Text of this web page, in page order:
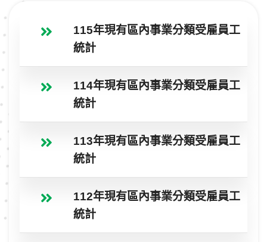
115年現有區內事業分類受雇員工
統計
114年現有區內事業分類受雇員工
統計
113年現有區內事業分類受雇員工
統計
112年現有區內事業分類受雇員工
統計